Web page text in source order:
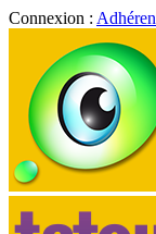
Connexion :